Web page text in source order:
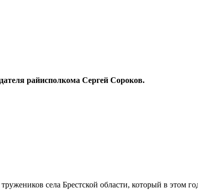
райисполкома Сергей Сороков.
села Брестской области, который в этом